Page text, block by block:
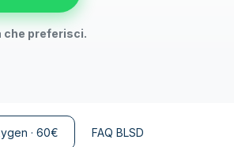
che preferisci.
· 60€ FAQ BLSD